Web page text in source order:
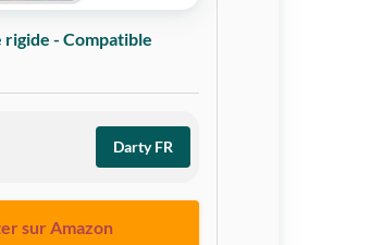
- Compatible
Darty FR
sur Amazon